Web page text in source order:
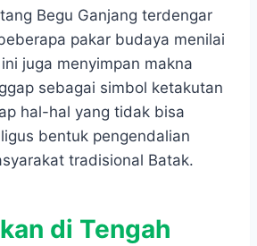
Begu Ganjang terdengar
pakar budaya menilai
juga menyimpan makna
sebagai simbol ketakutan
hal-hal yang tidak bisa
bentuk pengendalian
tradisional Batak.
di Tengah